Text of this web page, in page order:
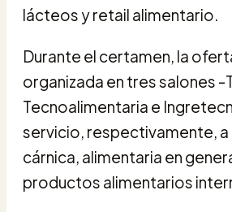
lácteos y retail alimentario.
Durante el certamen, la
organizada en tres salones -
Tecnoalimentaria e
servicio, respectivamente, a
cárnica, alimentaria en
productos alimentarios